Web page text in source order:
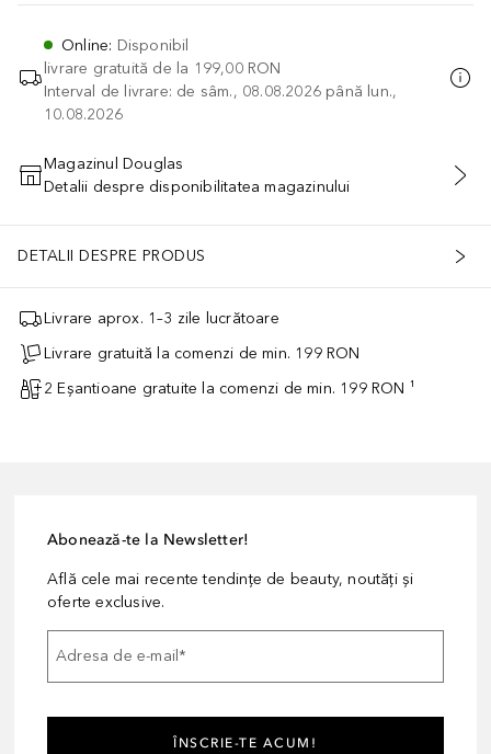
Online: Disponibil
livrare gratuită de la 199,00 RON
Interval de livrare: de sâm., 08.08.2026 până lun.,
10.08.2026
ADĂUGAȚI ÎN COŞ
Magazinul Douglas
Detalii despre disponibilitatea magazinului
DETALII DESPRE PRODUS
Livrare aprox. 1–3 zile lucrătoare
Livrare gratuită la comenzi de min. 199 RON
2 Eșantioane gratuite la comenzi de min. 199 RON ¹
Abonează-te la Newsletter!
Află cele mai recente tendințe de beauty, noutăți și
oferte exclusive.
Adresa de e-mail*
ÎNSCRIE-TE ACUM!